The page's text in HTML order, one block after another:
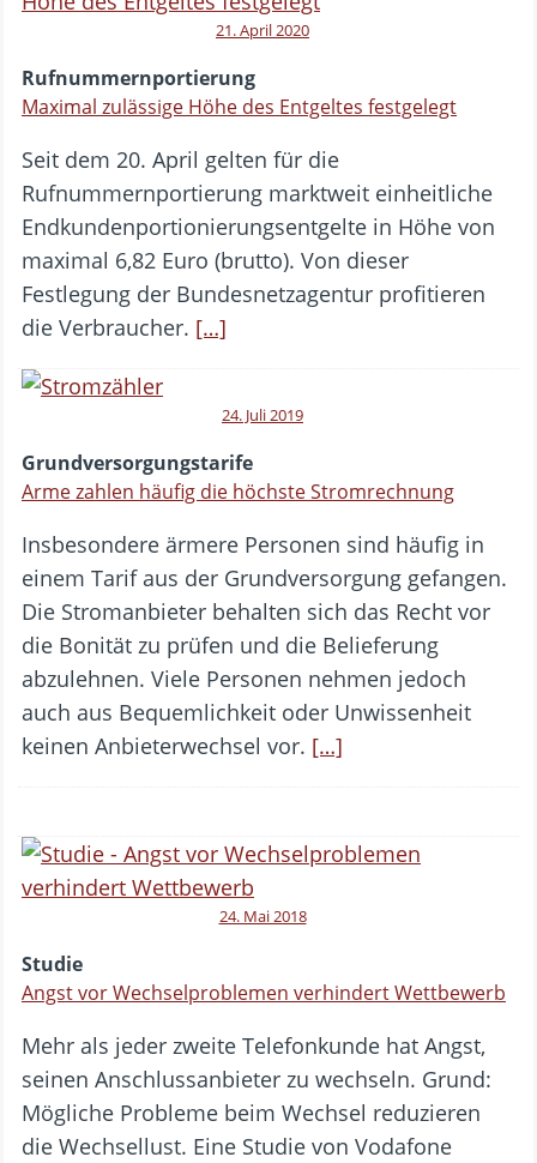
21. April 2020
Rufnummernportierung
Maximal zulässige Höhe des Entgeltes festgelegt
Seit dem 20. April gelten für die
Rufnummernportierung marktweit einheitliche
Endkundenportionierungsentgelte in Höhe von
maximal 6,82 Euro (brutto). Von dieser
Festlegung der Bundesnetzagentur profitieren
die Verbraucher. […]
24. Juli 2019
Grundversorgungstarife
Arme zahlen häufig die höchste Stromrechnung
Insbesondere ärmere Personen sind häufig in
einem Tarif aus der Grundversorgung gefangen.
Die Stromanbieter behalten sich das Recht vor
die Bonität zu prüfen und die Belieferung
abzulehnen. Viele Personen nehmen jedoch
auch aus Bequemlichkeit oder Unwissenheit
keinen Anbieterwechsel vor. […]
24. Mai 2018
Studie
Angst vor Wechselproblemen verhindert Wettbewerb
Mehr als jeder zweite Telefonkunde hat Angst,
seinen Anschlussanbieter zu wechseln. Grund:
Mögliche Probleme beim Wechsel reduzieren
die Wechsellust. Eine Studie von Vodafone